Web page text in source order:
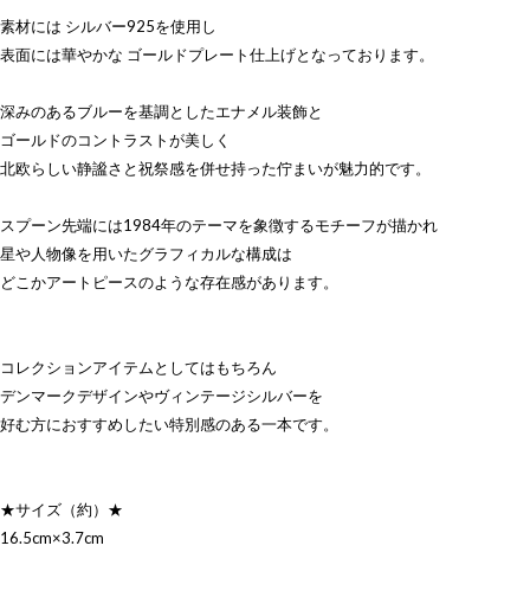
素材には シルバー925を使用し
表面には華やかな ゴールドプレート仕上げとなっております。
深みのあるブルーを基調としたエナメル装飾と
ゴールドのコントラストが美しく
北欧らしい静謐さと祝祭感を併せ持った佇まいが魅力的です。
スプーン先端には1984年のテーマを象徴するモチーフが描かれ
星や人物像を用いたグラフィカルな構成は
どこかアートピースのような存在感があります。
コレクションアイテムとしてはもちろん
デンマークデザインやヴィンテージシルバーを
好む方におすすめしたい特別感のある一本です。
★サイズ（約）★
16.5cm×3.7cm